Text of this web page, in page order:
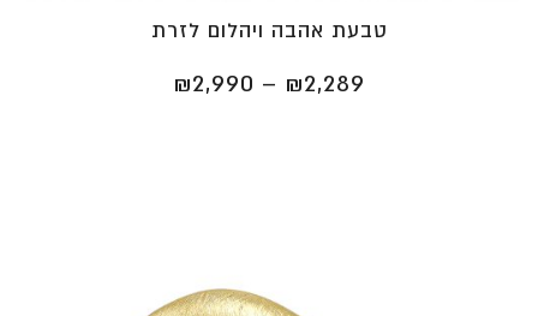
טבעת אהבה ויהלום לזרת
₪2,289
–
₪2,990